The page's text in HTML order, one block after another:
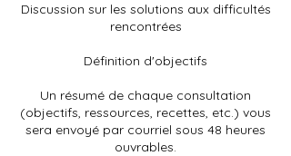
Discussion sur les solutions aux difficultés
rencontrées
Définition d'objectifs
Un résumé de chaque consultation
(objectifs, ressources, recettes, etc.) vous
sera envoyé par courriel sous 48 heures
ouvrables.